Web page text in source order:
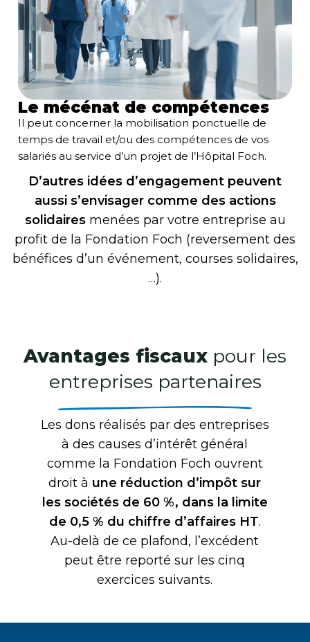
Le mécénat de compétences
Il peut concerner la mobilisation ponctuelle de
temps de travail et/ou des compétences de vos
salariés au service d’un projet de l’Hôpital Foch.
D’autres idées d’engagement peuvent
aussi s’envisager comme des actions
solidairesmenées par votre entreprise au
profit de la Fondation Foch (reversement des
bénéfices d’un événement, courses solidaires,
…).
Avantages fiscaux pour les
entreprises partenaires
Les dons réalisés par des entreprises
à des causes d’intérêt général
comme la Fondation Foch ouvrent
droit à une réduction d’impôt sur
les sociétés de 60 %, dans la limite
de 0,5 % du chiffre d’affaires HT.
Au-delà de ce plafond, l’excédent
peut être reporté sur les cinq
exercices suivants.